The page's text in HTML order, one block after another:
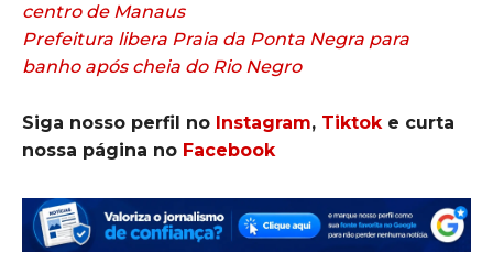
centro de Manaus
Prefeitura libera Praia da Ponta Negra para
banho após cheia do Rio Negro
Siga nosso perfil no Instagram, Tiktoke curta
nossa página no Facebook